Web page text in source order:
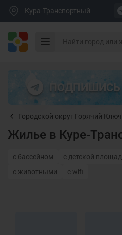
Кура-Транспортный
ПОДПИШИСЬ
Городской округ Горячий Ключ
Жилье в Куре-
с бассейном с детской
с животными
с wifi